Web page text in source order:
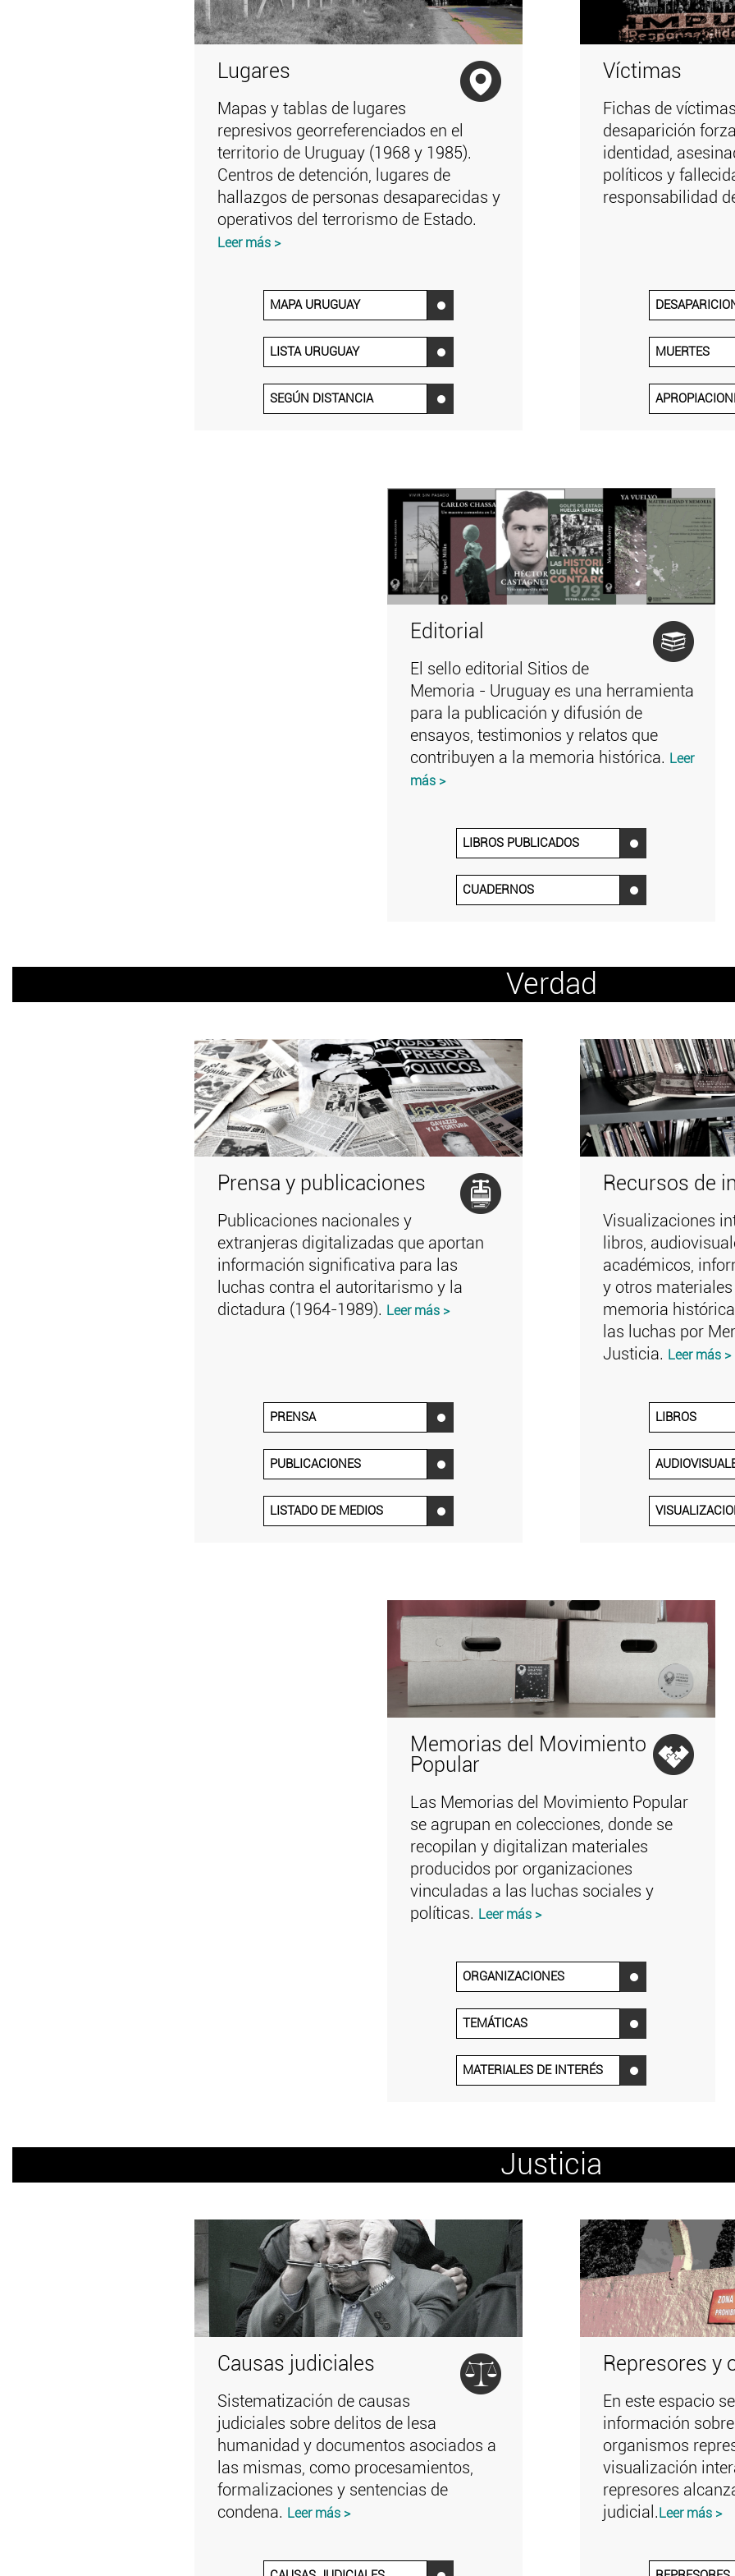
Lugares
Mapas y tablas de lugares
represivos georreferenciados en el
territorio de Uruguay (1968 y 1985).
Centros de detención, lugares de
hallazgos de personas desaparecidas y
operativos del terrorismo de Estado.
Leer más >
MAPA URUGUAY ‌
LISTA URUGUAY ‌
SEGÚN DISTANCIA ‌
Víctimas
Fichas de
desaparición
identidad,
políticos y
responsabilidad
MUERTES
Editorial
El sello editorial Sitios de
Memoria - Uruguay es una herramienta
para la publicación y difusión de
ensayos, testimonios y relatos que
contribuyen a la memoria histórica. Leer
más >
LIBROS PUBLICADOS ‌
CUADERNOS ‌
Verdad
Prensa y publicaciones
Publicaciones nacionales y
extranjeras digitalizadas que aportan
información significativa para las
luchas contra el autoritarismo y la
dictadura (1964-1989). Leer más >
PRENSA ‌
PUBLICACIONES ‌
LISTADO DE MEDIOS ‌
Recursos de
Visualizaciones
libros,
académicos,
y otros
memoria
las luchas por
Justicia. Leer más >
LIBROS
Memorias del Movimiento
Popular
Las Memorias del Movimiento Popular
se agrupan en colecciones, donde se
recopilan y digitalizan materiales
producidos por organizaciones
vinculadas a las luchas sociales y
políticas. Leer más >
ORGANIZACIONES ‌
TEMÁTICAS ‌
MATERIALES DE INTERÉS ‌
Justicia
Causas judiciales
Sistematización de causas
judiciales sobre delitos de lesa
humanidad y documentos asociados a
las mismas, como procesamientos,
formalizaciones y sentencias de
condena. Leer más >
Represores y
En este espacio
información
organismos
visualización
represores
judicial. Leer más >